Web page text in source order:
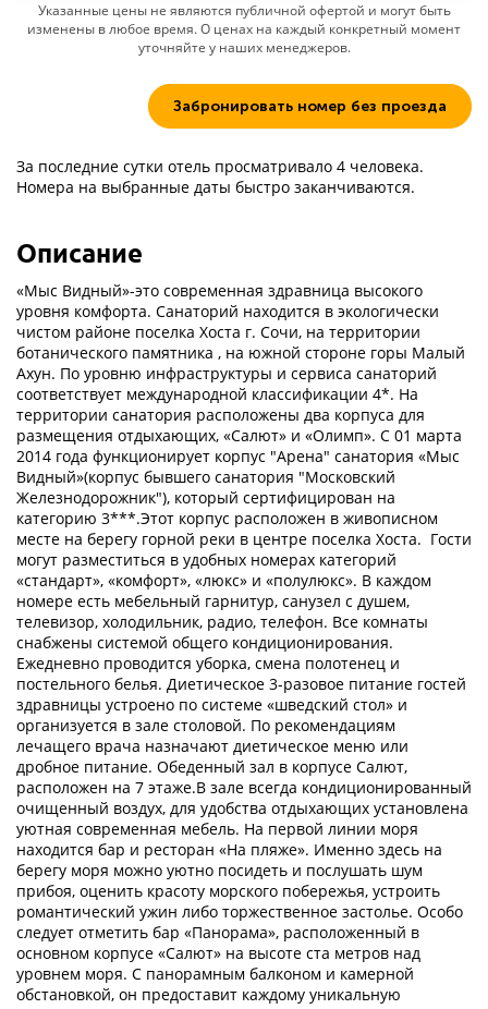
Указанные цены не являются публичной офертой и могут быть
изменены в любое время. О ценах на каждый конкретный момент
уточняйте у наших менеджеров.
Забронировать номер без проезда
За последние сутки отель просматривало 4 человека.
Номера на выбранные даты быстро заканчиваются.
Описание
«Мыс Видный»-это современная здравница высокого
уровня комфорта. Санаторий находится в экологически
чистом районе поселка Хоста г. Сочи, на территории
ботанического памятника , на южной стороне горы Малый
Ахун. По уровню инфраструктуры и сервиса санаторий
соответствует международной классификации 4*. На
территории санатория расположены два корпуса для
размещения отдыхающих, «Салют» и «Олимп». С 01 марта
2014 года функционирует корпус "Арена" санатория «Мыс
Видный»(корпус бывшего санатория "Московский
Железнодорожник"), который сертифицирован на
категорию 3***.Этот корпус расположен в живописном
месте на берегу горной реки в центре поселка Хоста. Гости
могут разместиться в удобных номерах категорий
«стандарт», «комфорт», «люкс» и «полулюкс». В каждом
номере есть мебельный гарнитур, санузел с душем,
телевизор, холодильник, радио, телефон. Все комнаты
снабжены системой общего кондиционирования.
Ежедневно проводится уборка, смена полотенец и
постельного белья. Диетическое 3-разовое питание гостей
здравницы устроено по системе «шведский стол» и
организуется в зале столовой. По рекомендациям
лечащего врача назначают диетическое меню или
дробное питание. Обеденный зал в корпусе Салют,
расположен на 7 этаже.В зале всегда кондиционированный
очищенный воздух, для удобства отдыхающих установлена
уютная современная мебель. На первой линии моря
находится бар и ресторан «На пляже». Именно здесь на
берегу моря можно уютно посидеть и послушать шум
прибоя, оценить красоту морского побережья, устроить
романтический ужин либо торжественное застолье. Особо
следует отметить бар «Панорама», расположенный в
основном корпусе «Салют» на высоте ста метров над
уровнем моря. С панорамным балконом и камерной
обстановкой, он предоставит каждому уникальную